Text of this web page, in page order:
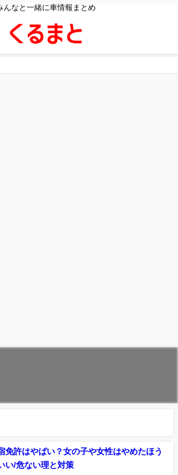
んなと一緒に車情報まとめ
免許はやばい？女の子や女性はやめたほう
い/危ない理と対策